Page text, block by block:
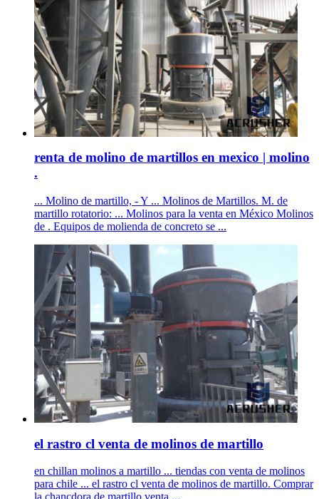
renta de molino de martillos en mexico | molino
.
... Molino de martillo, - Y ... Molinos de Martillos. M. de
martillo rotatorio: ... Molinos para la venta en México Molinos
de . Equipos de molienda de concreto se ...
el rastro cl venta de molinos de martillo
en chillan molinos a martillo ... tiendas con venta de molinos
para chile ... el rastro cl venta de molinos de martillo. Comprar